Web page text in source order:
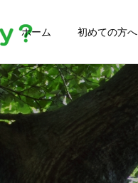
ホーム 初めての方へ